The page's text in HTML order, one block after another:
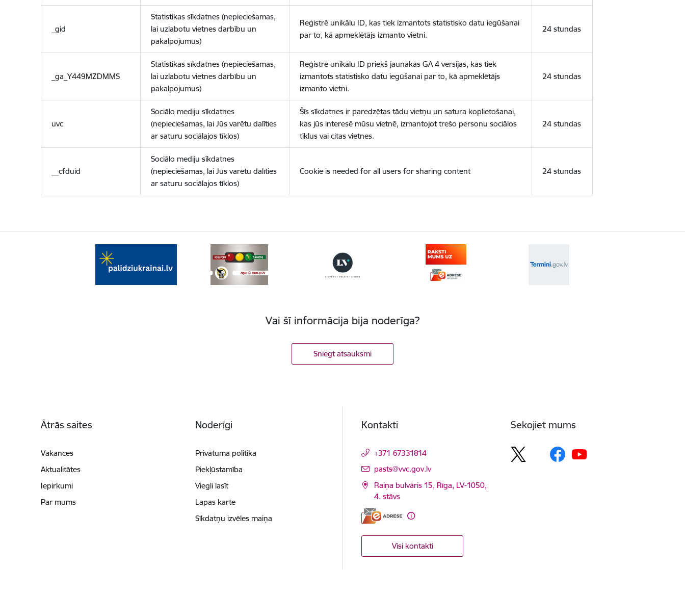
_gid
Statistikas sīkdatnes (nepieciešamas,
lai uzlabotu vietnes darbību un
pakalpojumus)
Reģistrē unikālu ID, kas tiek izmantots statistisko datu iegūšanai
par to, kā apmeklētājs izmanto vietni.
24 stundas
_ga_Y449MZDMMS
Statistikas sīkdatnes (nepieciešamas,
lai uzlabotu vietnes darbību un
pakalpojumus)
Reģistrē unikālu ID priekš jaunākās GA 4 versijas, kas tiek
izmantots statistisko datu iegūšanai par to, kā apmeklētājs
izmanto vietni.
24 stundas
uvc
Sociālo mediju sīkdatnes
(nepieciešamas, lai Jūs varētu dalīties
ar saturu sociālajos tīklos)
Šīs sīkdatnes ir paredzētas tādu vietņu un satura koplietošanai,
kas jūs interesē mūsu vietnē, izmantojot trešo personu sociālos
tīklus vai citas vietnes.
24 stundas
__cfduid
Sociālo mediju sīkdatnes
(nepieciešamas, lai Jūs varētu dalīties
ar saturu sociālajos tīklos)
Cookie is needed for all users for sharing content 24 stundas
Vai šī informācija bija noderīga?
Sniegt atsauksmi
Ātrās saites
Vakances
Aktualitātes
Iepirkumi
Par mums
Noderīgi
Privātuma politika
Piekļūstamība
Viegli lasīt
Lapas karte
Sīkdatņu izvēles maiņa
Kontakti
+371 67331814
E-pasts:
pasts@vvc.gov.lv
Raiņa bulvāris 15, Rīga, LV-1050,
4. stāvs
Visi kontakti
Sekojiet mums